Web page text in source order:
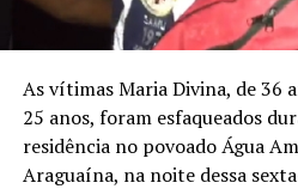
As vítimas Maria Divina, de 36
25 anos, foram esfaqueados
residência no povoado Água
Araguaína, na noite dessa